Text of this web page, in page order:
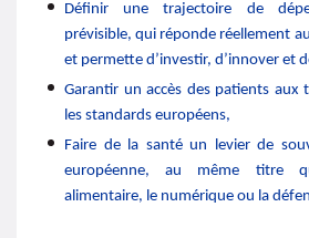
Définir une trajectoire de
prévisible, qui réponde réellement
et permette d’investir, d’innover et
Garantir un accès des patients aux
les standards européens,
Faire de la santé un levier de
européenne, au même titre
alimentaire, le numérique ou la